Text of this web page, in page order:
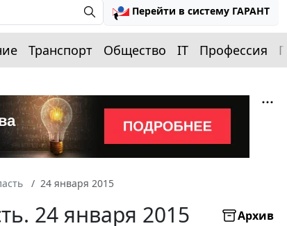
Перейти в систему ГАРАНТ
Транспорт Общество IT Профессия
24 января 2015
24 января 2015
Архив